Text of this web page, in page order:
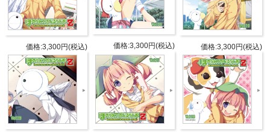
パーソ
ナリテ
ィ
風音
荻原秀樹
ゲスト
アーカイブゲスト
第614回：藤咲ウサ、鹿野まなか
第615回：榊原ゆい
第620/621回：荒井さん。
価格:3,300円(税込) 価格:3,300円(税込) 価格:3,300円(税込)